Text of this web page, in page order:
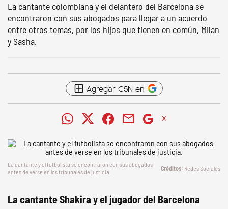
La cantante colombiana y el delantero del Barcelona se
encontraron con sus abogados para llegar a un acuerdo
entre otros temas, por los hijos que tienen en común, Milan
y Sasha.
Agregar C5N en
La cantante y el futbolista se encontraron con sus abogados
antes de verse en los tribunales de justicia.
Redes Sociales
La cantante Shakira y el jugador del Barcelona